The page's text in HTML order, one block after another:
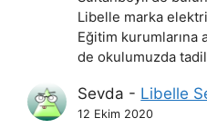
Libelle marka
Eğitim
de okulumuzda
Sevda - Libelle
12 Ekim 2020